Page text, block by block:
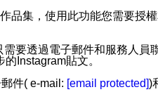
品集，使用此功能您需要授
要透過電子郵件和服務人
Instagram貼文。
件( e-mail: [email protected])